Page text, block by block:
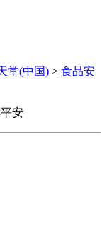
堂(中国) > 食品安
安